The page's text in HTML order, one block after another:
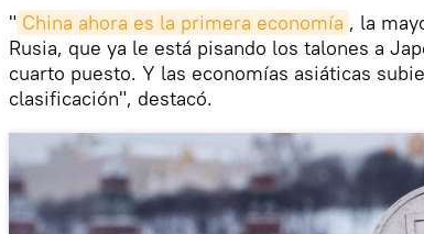
" China ahora es la primera economía , la
Rusia, que ya le está pisando los talones a
cuarto puesto. Y las economías asiáticas
clasificación", destacó.